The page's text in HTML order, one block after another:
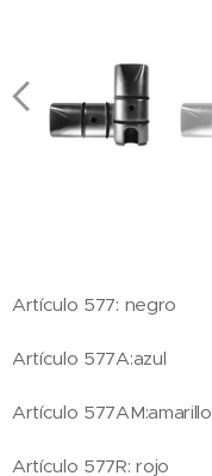
Artículo 577: negro
Artículo 577A:azul
Artículo 577AM:amarillo
Artículo 577R: rojo